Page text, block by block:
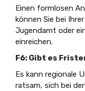
Einen formlosen
können Sie bei
Jugendamt oder
einreichen.
F6: Gibt es
Es kann regionale
ratsam, sich bei